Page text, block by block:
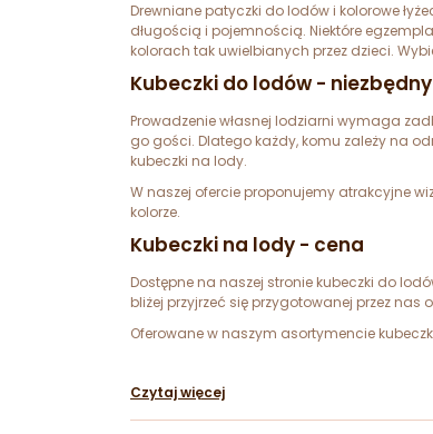
Drewniane patyczki do lodów i kolorowe
długością i pojemnością. Niektóre
kolorach tak uwielbianych przez dzieci.
Kubeczki do lodów -
Prowadzenie własnej lodziarni wymaga
go gości. Dlatego każdy, komu zależy na
kubeczki na lody.
W naszej ofercie proponujemy atrakcyjne
kolorze.
Kubeczki na lody - cena
Dostępne na naszej stronie kubeczki do
bliżej przyjrzeć się przygotowanej przez nas
Oferowane w naszym asortymencie
Czytaj więcej